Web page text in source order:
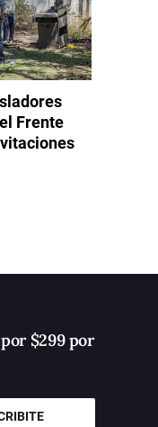
Frente
$299 por